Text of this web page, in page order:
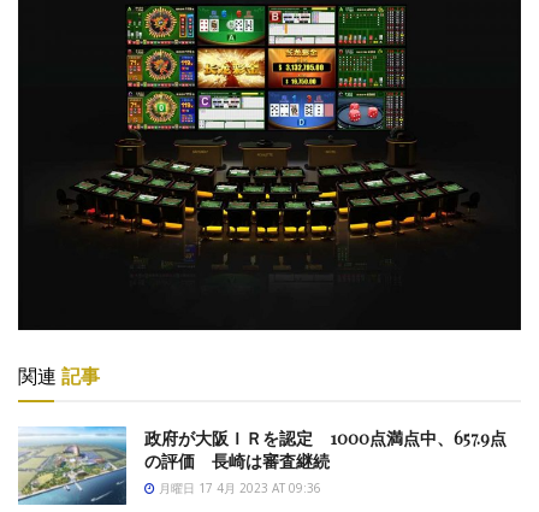
関連 記事
政府が大阪ＩＲを認定 1000点満点中、657.9点
の評価 長崎は審査継続
月曜日 17 4月 2023 AT 09:36